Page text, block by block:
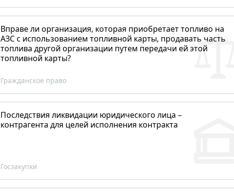
Вправе ли организация, которая приобретает топливо на
АЗС с использованием топливной карты, продавать часть
топлива другой организации путем передачи ей этой
топливной карты?
Гражданское право
Последствия ликвидации юридического лица –
контрагента для целей исполнения контракта
Госзакупки